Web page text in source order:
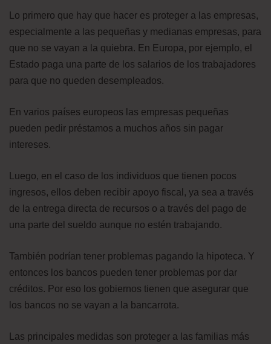
Lo primero que hay que hacer es proteger a las empresas,
especialmente a las pequeñas y medianas empresas, para
que no se vayan a la quiebra. En Europa, por ejemplo, el
Estado paga una parte de los salarios de los trabajadores
para que no queden desempleados.
En varios países europeos las empresas pequeñas
pueden pedir préstamos a muchos años sin pagar
intereses.
Luego, en el caso de los individuos que tienen pocos
ingresos, ellos deben recibir apoyo fiscal, ya sea a través
de la entrega directa de recursos o a través del pago de
una parte del sueldo aunque no estén trabajando.
También podrían tener problemas pagando la hipoteca. Y
entonces los bancos pueden tener problemas por dar
créditos. Por eso los gobiernos tienen que asegurar que
los bancos no se vayan a la bancarrota.
Las principales medidas son proteger a las familias más